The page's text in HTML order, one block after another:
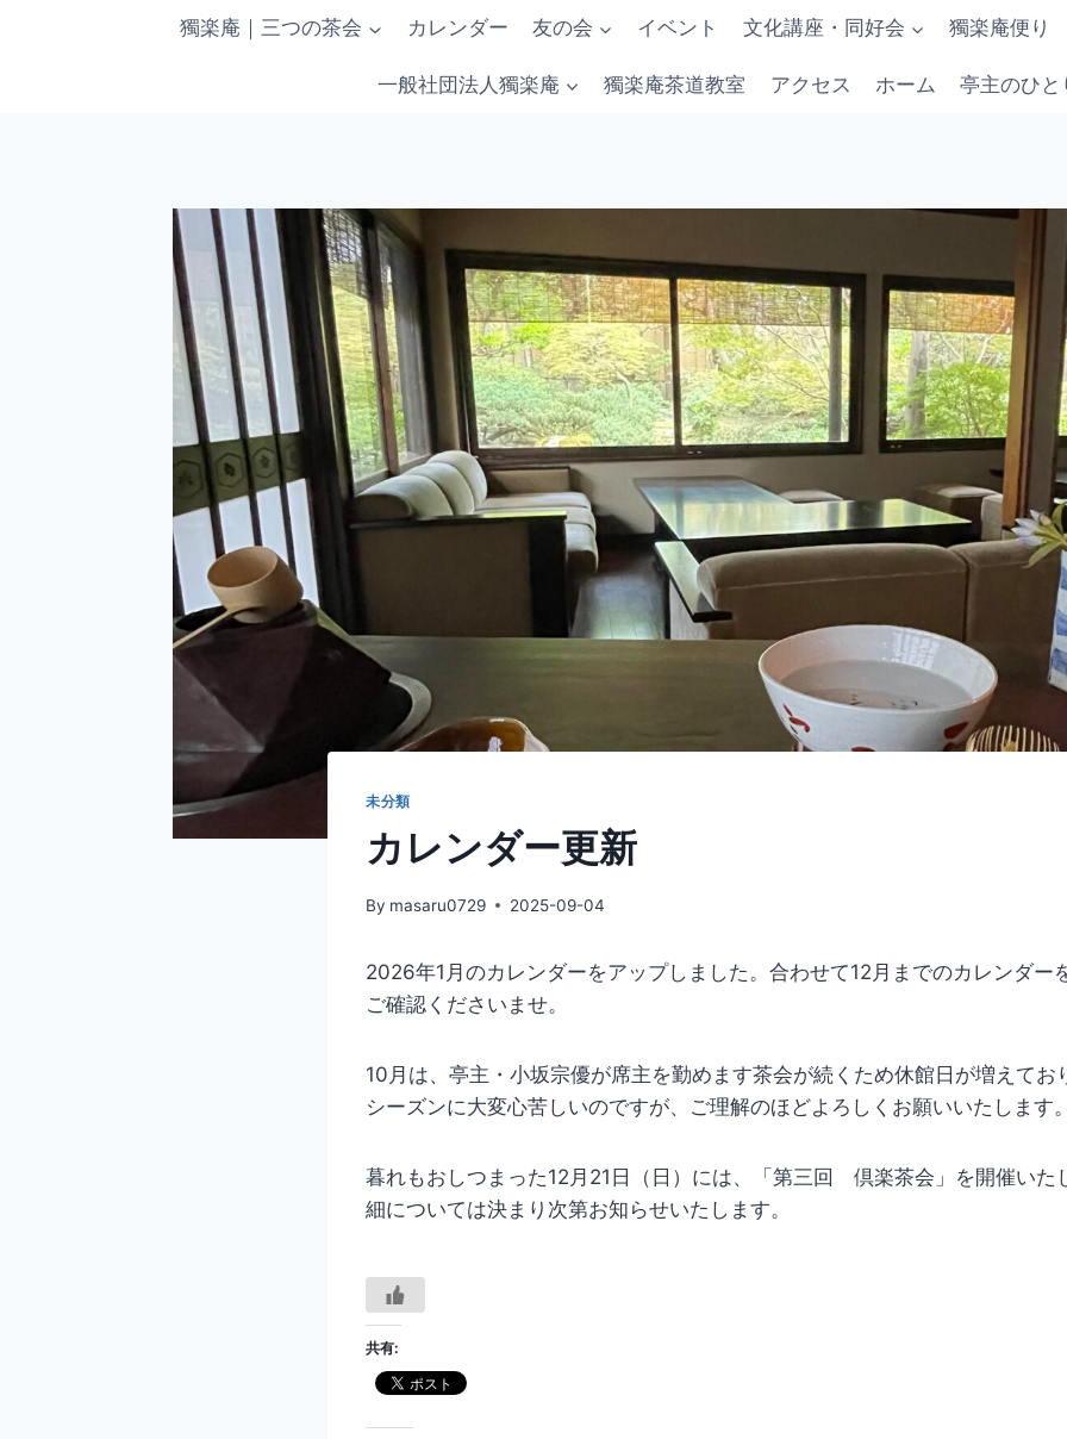
獨楽庵｜三つの茶会 カレンダー 友の会 イベント 文化講座・同好会 獨楽庵便り
一般社団法人獨楽庵 獨楽庵茶道教室 アクセス ホーム 亭主のひ
未分類
カレンダー更新
By masaru0729 2025-09-04
2026年1月のカレンダーをアップしました。合わせて12月までのカレンダー
ご確認くださいませ。
10月は、亭主・小坂宗優が席主を勤めます茶会が続くため休館日が増えてお
シーズンに大変心苦しいのですが、ご理解のほどよろしくお願いいたします
暮れもおしつまった12月21日（日）には、「第三回 倶楽茶会」を開催いた
細については決まり次第お知らせいたします。
共有: